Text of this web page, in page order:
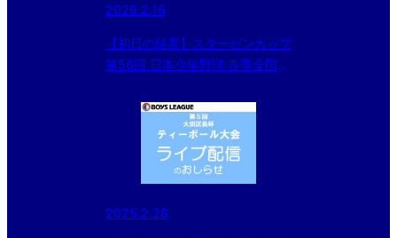
2026.2.16
【初日の結果】スターゼンカップ
第56回 日本少年野球 春季全国大
2025.2.28